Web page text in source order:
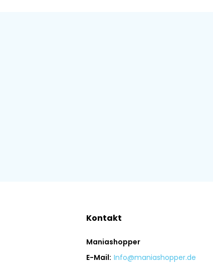
Kontakt
Maniashopper
E-Mail: Info@maniashopper.de